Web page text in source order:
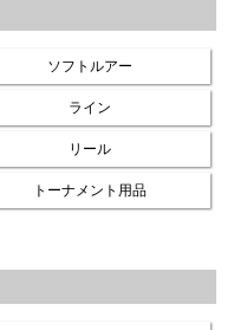
ソフトルアー
ライン
リール
トーナメント用品